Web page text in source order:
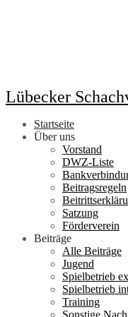
Lübecker
Startseite
Über uns
Vorstand
DWZ-Liste
Beitragsregeln
Satzung
Förderverein
Beiträge
Alle Beiträge
Jugend
Spielbetrieb
Spielbetrieb
Training